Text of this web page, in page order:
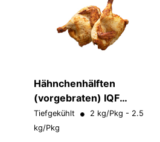
Hähnchenhälften
(vorgebraten) IQF
"HALAL" 350-450 g/Stk
Tiefgekühlt
2 kg/Pkg - 2.5
kg/Pkg